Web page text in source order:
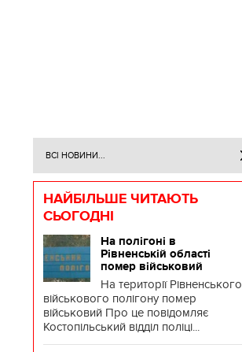
ВСІ НОВИНИ...
НАЙБІЛЬШЕ ЧИТАЮТЬ
СЬОГОДНІ
На полігоні в
Рівненській області
помер військовий
На території Рівненського
військового полігону помер
військовий Про це повідомляє
Костопільський відділ поліці...